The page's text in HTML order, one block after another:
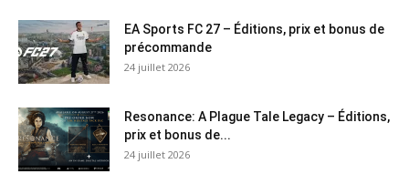
EA Sports FC 27 – Éditions, prix et bonus de
précommande
24 juillet 2026
Resonance: A Plague Tale Legacy – Éditions,
prix et bonus de...
24 juillet 2026